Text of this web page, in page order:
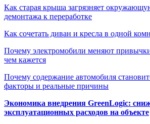
Как старая крыша загрязняет
демонтажа к переработке
Как сочетать диван и кресла в одной
Почему электромобили меняют
чем кажется
Почему содержание автомобиля
факторы и реальные причины
Экономика внедрения GreenLogic:
эксплуатационных расходов на объекте